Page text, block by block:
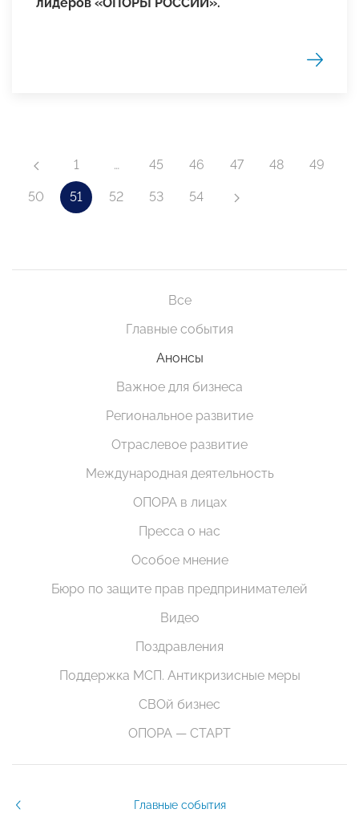
1 … 45 46 47 48 49
50 51 52 53 54
Все
Главные события
Анонсы
Важное для бизнеса
Региональное развитие
Отраслевое развитие
Международная деятельность
ОПОРА в лицах
Пресса о нас
Особое мнение
Бюро по защите прав предпринимателей
Видео
Поздравления
Поддержка МСП. Антикризисные меры
СВОй бизнес
ОПОРА — СТАРТ
Главные события